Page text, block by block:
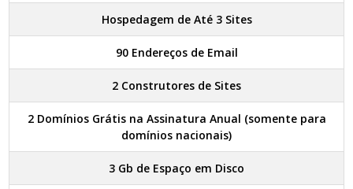
Hospedagem de Até 3 Sites
90 Endereços de Email
2 Construtores de Sites
2 Domínios Grátis na Assinatura Anual (somente para
domínios nacionais)
3 Gb de Espaço em Disco